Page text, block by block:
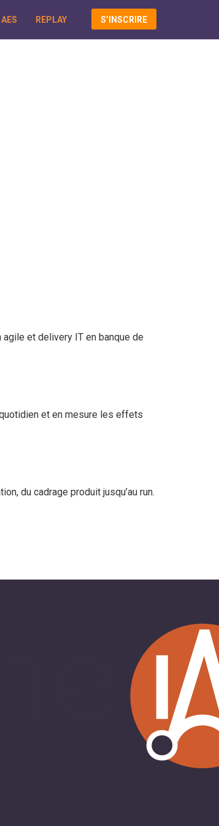
REPLAY S’INSCRIRE
agile et delivery IT en banque de
et en mesure les effets
du cadrage produit jusqu’au run.